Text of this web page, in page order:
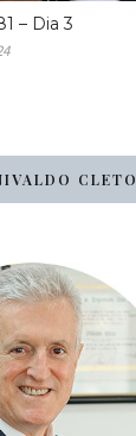
– Dia 3
CLETO